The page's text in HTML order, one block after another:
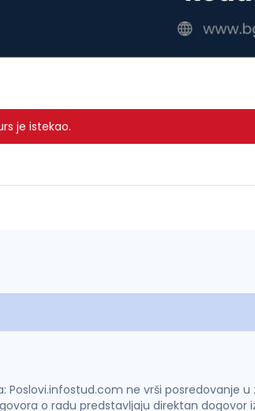
je istekao.
Poslovi.infostud.com ne vrši posredovanje
o radu predstavljaju direktan dogovor